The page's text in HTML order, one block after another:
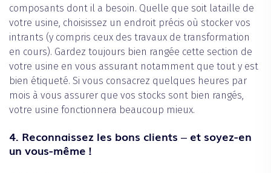
composants dont il a besoin. Quelle que soit lataille de
votre usine, choisissez un endroit précis où stocker vos
intrants (y compris ceux des travaux de transformation
en cours). Gardez toujours bien rangée cette section de
votre usine en vous assurant notamment que tout y est
bien étiqueté. Si vous consacrez quelques heures par
mois à vous assurer que vos stocks sont bien rangés,
votre usine fonctionnera beaucoup mieux.
4. Reconnaissez les bons clients ‒ et soyez-en
un vous-même !